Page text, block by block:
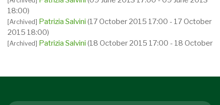
18:00)
[Archived] Patrizia Salvini (17 October 2015 17:00 - 17 October
2015 18:00)
[Archived] Patrizia Salvini (18 October 2015 17:00 - 18 October